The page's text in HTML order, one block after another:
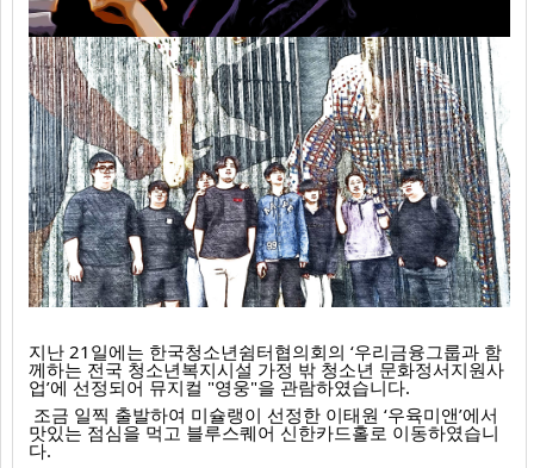
지난 21일에는 한국청소년쉼터협의회의 ‘우리금융그룹과 함
께하는 전국 청소년복지시설 가정 밖 청소년 문화정서지원사
업’에 선정되어 뮤지컬 "영웅"을 관람하였습니다.
맛있는 점심을 먹고 블루스퀘어 신한카드홀로 이동하였습니
다.